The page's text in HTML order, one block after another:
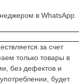
в WhatsApp.
за счет
только товары в
без дефектов и
будет